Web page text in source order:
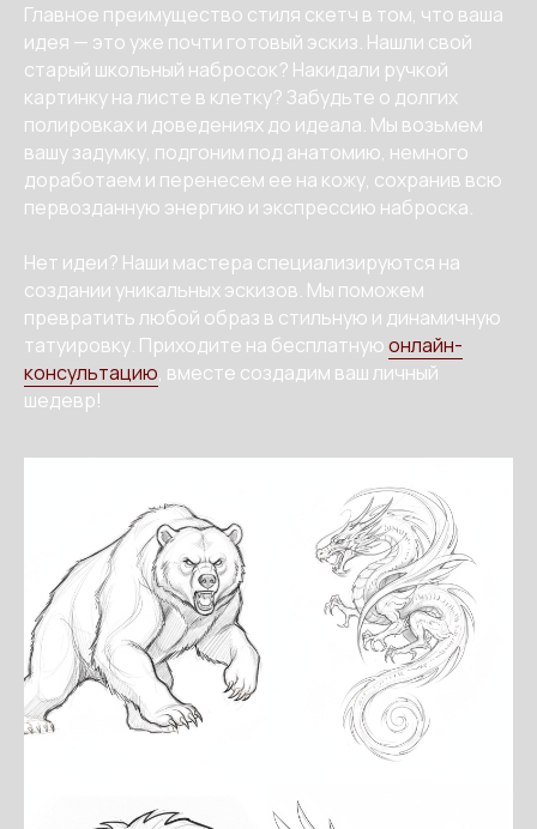
Главное преимущество стиля скетч в том, что ваша
идея — это уже почти готовый эскиз. Нашли свой
старый школьный набросок? Накидали ручкой
картинку на листе в клетку? Забудьте о долгих
полировках и доведениях до идеала. Мы возьмем
вашу задумку, подгоним под анатомию, немного
доработаем и перенесем ее на кожу, сохранив всю
первозданную энергию и экспрессию наброска.
Нет идеи? Наши мастера специализируются на
создании уникальных эскизов. Мы поможем
превратить любой образ в стильную и динамичную
татуировку. Приходите на бесплатнуюонлайн-
консультацию, вместе создадим ваш личный
шедевр!